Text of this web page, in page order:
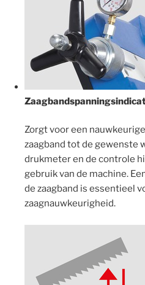
Zorgt voor een
zaagband tot de gewenste
drukmeter en de controle
gebruik van de machine.
de zaagband is essentieel
zaagnauwkeurigheid.